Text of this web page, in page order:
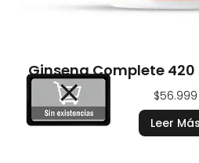
Ginseng Complete
$56.999
Leer Más